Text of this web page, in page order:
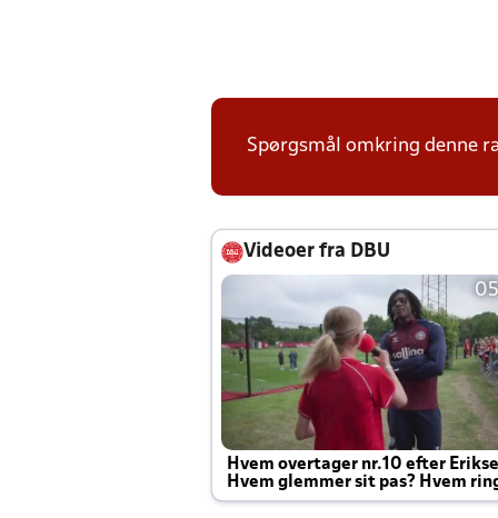
Spørgsmål omkring denne
Videoer fra DBU
Hvem overtager nr.10 efter
Hvem glemmer sit pas? Hvem
Joachim altid til efter kampe?